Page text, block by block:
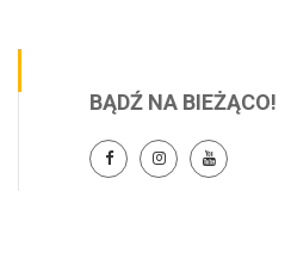
BĄDŹ NA BIEŻĄCO!